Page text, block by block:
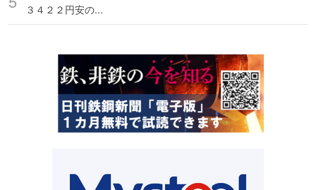
３４２２円安の...